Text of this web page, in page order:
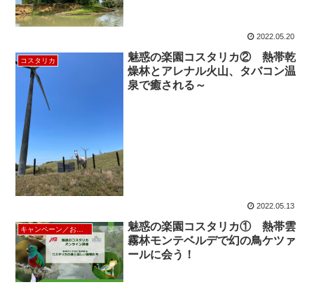
2022.05.20
コスタリカ
魅惑の楽園コスタリカ② 熱帯乾
燥林とアレナル火山、タバコン温
泉で癒される～
2022.05.13
キャンペーン／お得な割引情報
魅惑の楽園コスタリカ① 熱帯雲
霧林モンテベルデで幻の鳥ケツァ
ールに会う！